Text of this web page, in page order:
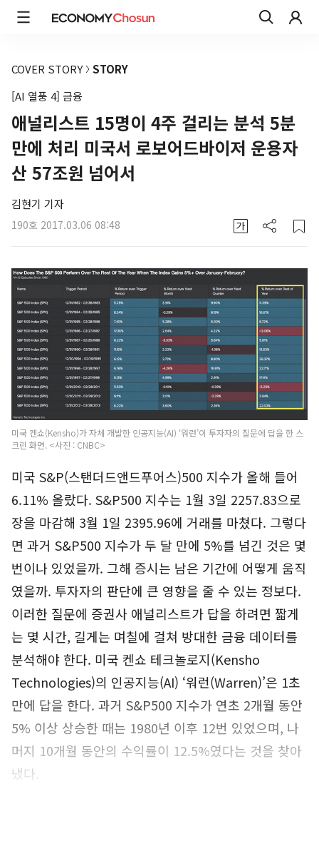
COVER STORY
STORY
[AI 열풍 4] 금융
애널리스트 15명이 4주 걸리는 분석 5분
만에 처리 미국서 로보어드바이저 운용자
산 57조원 넘어서
김현기 기자
190호 2017.03.06 08:48
미국 켄쇼(Kensho)가 자체 개발한 인공지능(AI) ‘워런’이 투자자의 질문에 답을 한 스
크린 화면. <사진 : CNBC>
미국 S&P(스탠더드앤드푸어스)500 지수가 올해 들어
6.11% 올랐다. S&P500 지수는 1월 3일 2257.83으로
장을 마감해 3월 1일 2395.96에 거래를 마쳤다. 그렇다
면 과거 S&P500 지수가 두 달 만에 5%를 넘긴 것은 몇
번이나 있었을까. 그해 증시는 남은 기간에 어떻게 움직
였을까. 투자자의 판단에 큰 영향을 줄 수 있는 정보다.
이러한 질문에 증권사 애널리스트가 답을 하려면 짧게
는 몇 시간, 길게는 며칠에 걸쳐 방대한 금융 데이터를
분석해야 한다. 미국 켄쇼 테크놀로지(Kensho
Technologies)의 인공지능(AI) ‘워런(Warren)’은 1초
만에 답을 한다. 과거 S&P500 지수가 연초 2개월 동안
5% 이상 상승한 때는 1980년 이후 12번 있었으며, 나
머지 10개월 동안의 수익률이 12.5%였다는 것을 찾아
냈다.